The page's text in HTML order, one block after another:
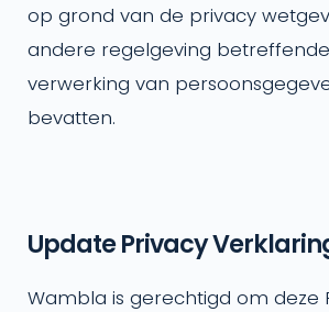
op grond van de privacy
andere regelgeving
verwerking van
bevatten.
Update Privacy
Wambla is gerechtigd om deze